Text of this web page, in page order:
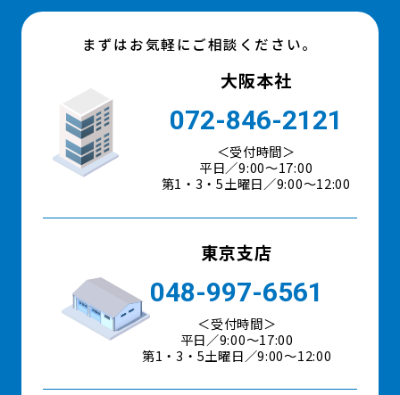
まずはお気軽にご相談ください。
大阪本社
072-846-2121
＜受付時間＞
平日／9:00〜17:00
第1・3・5土曜日／9:00～12:00
東京支店
048-997-6561
＜受付時間＞
平日／9:00〜17:00
第1・3・5土曜日／9:00～12:00